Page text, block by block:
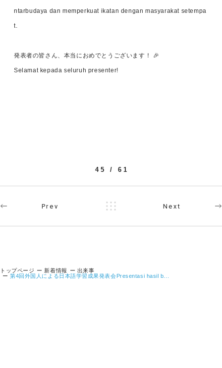
ntarbudaya dan memperkuat ikatan dengan masyarakat setempa
t.
発表者の皆さん、本当におめでとうございます！ 🎉
Selamat kepada seluruh presenter!
45 / 61
Prev Next
トップページ 新着情報
出来事
第4回外国人による日本語学習成果発表会Presentasi hasil b...